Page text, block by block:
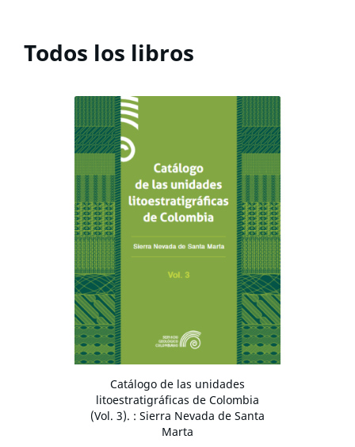
Todos los libros
Catálogo de las unidades
litoestratigráficas de Colombia
(Vol. 3). : Sierra Nevada de Santa
Marta